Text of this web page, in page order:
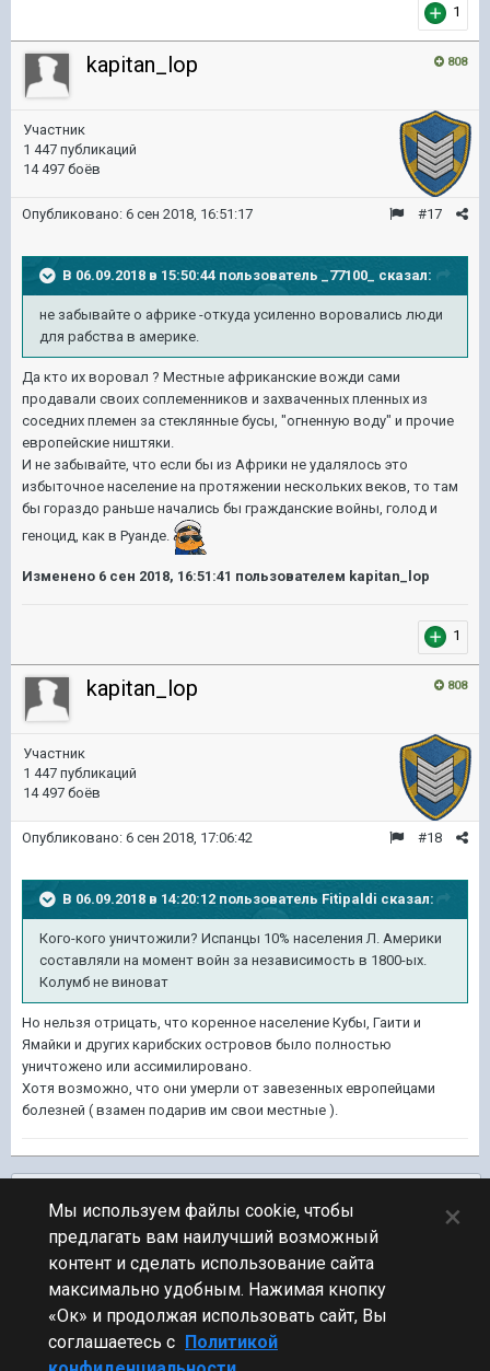
1
808
kapitan_lop
Участник
1 447 публикаций
14 497 боёв
#17
Опубликовано: 6 сен 2018, 16:51:17
В 06.09.2018 в 15:50:44 пользователь _77100_ сказал:
не забывайте о африке -откуда усиленно воровались люди
для рабства в америке.
Да кто их воровал ? Местные африканские вожди сами
продавали своих соплеменников и захваченных пленных из
соседних племен за стеклянные бусы, "огненную воду" и прочие
европейские ништяки.
И не забывайте, что если бы из Африки не удалялось это
избыточное население на протяжении нескольких веков, то там
бы гораздо раньше начались бы гражданские войны, голод и
геноцид, как в Руанде.
Изменено 6 сен 2018, 16:51:41 пользователем kapitan_lop
1
808
kapitan_lop
Участник
1 447 публикаций
14 497 боёв
#18
Опубликовано: 6 сен 2018, 17:06:42
В 06.09.2018 в 14:20:12 пользователь Fitipaldi сказал:
Кого-кого уничтожили? Испанцы 10% населения Л. Америки
составляли на момент войн за независимость в 1800-ых.
Колумб не виноват
Но нельзя отрицать, что коренное население Кубы, Гаити и
Ямайки и других карибских островов было полностью
уничтожено или ассимилировано.
Хотя возможно, что они умерли от завезенных европейцами
болезней ( взамен подарив им свои местные ).
ПЕРЕЙТИ К СПИСКУ ТЕМ
Документальные и художественные фильмы
Мы используем файлы cookie, чтобы
предлагать вам наилучший возможный
контент и сделать использование сайта
максимально удобным. Нажимая кнопку
«Ок» и продолжая использовать сайт, Вы
соглашаетесь с Политикой
×